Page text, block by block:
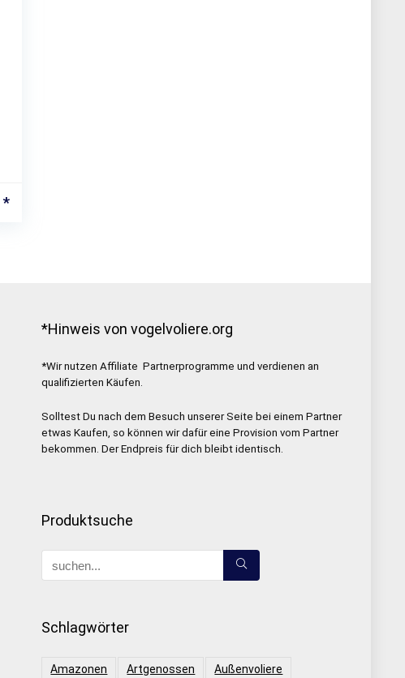
*Hinweis von vogelvoliere.org
*Wir nutzen Affiliate Partnerprogramme und verdienen an
qualifizierten Käufen.
Solltest Du nach dem Besuch unserer Seite bei einem Partner
etwas Kaufen, so können wir dafür eine Provision vom Partner
bekommen. Der Endpreis für dich bleibt identisch.
Produktsuche
Schlagwörter
Amazonen Artgenossen Außenvoliere